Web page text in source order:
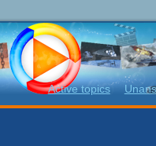
Active topics